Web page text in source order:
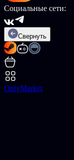
Социальные сети:
Свернуть
OnlyMarket